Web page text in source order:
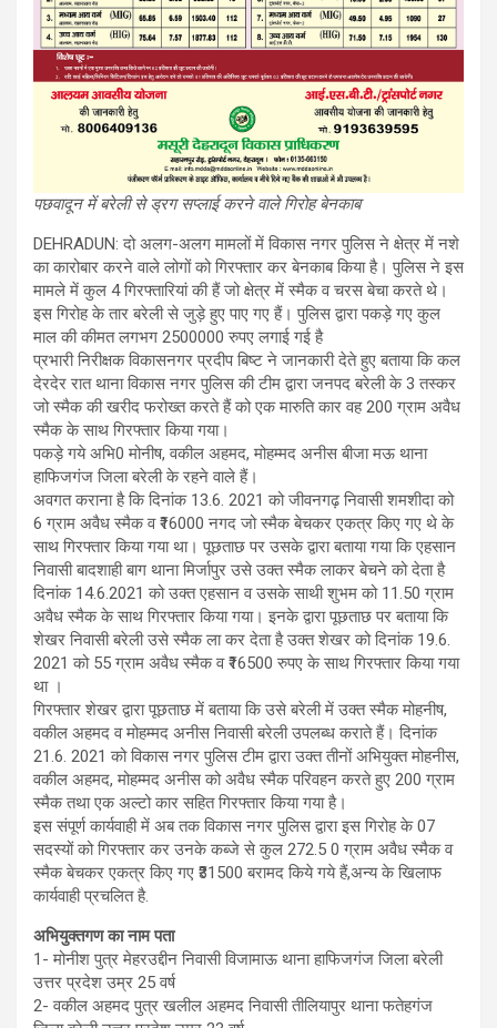
पछवादून में बरेली से ड्रग सप्लाई करने वाले गिरोह बेनकाब
DEHRADUN: दो अलग-अलग मामलों में विकास नगर पुलिस ने क्षेत्र में नशे
का कारोबार करने वाले लोगों को गिरफ्तार कर बेनकाब किया है। पुलिस ने इस
मामले में कुल 4 गिरफ्तारियां की हैं जो क्षेत्र में स्मैक व चरस बेचा करते थे।
इस गिरोह के तार बरेली से जुड़े हुए पाए गए हैं। पुलिस द्वारा पकड़े गए कुल
माल की कीमत लगभग 2500000 रुपए लगाई गई है
प्रभारी निरीक्षक विकासनगर प्रदीप बिष्ट ने जानकारी देते हुए बताया कि कल
देरदेर रात थाना विकास नगर पुलिस की टीम द्वारा जनपद बरेली के 3 तस्कर
जो स्मैक की खरीद फरोख्त करते हैं को एक मारुति कार वह 200 ग्राम अवैध
स्मैक के साथ गिरफ्तार किया गया।
पकड़े गये अभि0 मोनीष, वकील अहमद, मोहम्मद अनीस बीजा मऊ थाना
हाफिजगंज जिला बरेली के रहने वाले हैं।
अवगत कराना है कि दिनांक 13.6. 2021 को जीवनगढ़ निवासी शमशीदा को
6 ग्राम अवैध स्मैक व ₹16000 नगद जो स्मैक बेचकर एकत्र किए गए थे के
साथ गिरफ्तार किया गया था। पूछताछ पर उसके द्वारा बताया गया कि एहसान
निवासी बादशाही बाग थाना मिर्जापुर उसे उक्त स्मैक लाकर बेचने को देता है
दिनांक 14.6.2021 को उक्त एहसान व उसके साथी शुभम को 11.50 ग्राम
अवैध स्मैक के साथ गिरफ्तार किया गया। इनके द्वारा पूछताछ पर बताया कि
शेखर निवासी बरेली उसे स्मैक ला कर देता है उक्त शेखर को दिनांक 19.6.
2021 को 55 ग्राम अवैध स्मैक व ₹16500 रुपए के साथ गिरफ्तार किया गया
था ।
गिरफ्तार शेखर द्वारा पूछताछ में बताया कि उसे बरेली में उक्त स्मैक मोहनीष,
वकील अहमद व मोहम्मद अनीस निवासी बरेली उपलब्ध कराते हैं। दिनांक
21.6. 2021 को विकास नगर पुलिस टीम द्वारा उक्त तीनों अभियुक्त मोहनीस,
वकील अहमद, मोहम्मद अनीस को अवैध स्मैक परिवहन करते हुए 200 ग्राम
स्मैक तथा एक अल्टो कार सहित गिरफ्तार किया गया है।
इस संपूर्ण कार्यवाही में अब तक विकास नगर पुलिस द्वारा इस गिरोह के 07
सदस्यों को गिरफ्तार कर उनके कब्जे से कुल 272.5 0 ग्राम अवैध स्मैक व
स्मैक बेचकर एकत्र किए गए ₹31500 बरामद किये गये हैं,अन्य के खिलाफ
कार्यवाही प्रचलित है.
अभियुक्तगण का नाम पता
1- मोनीश पुत्र मेहरउद्दीन निवासी विजामाऊ थाना हाफिजगंज जिला बरेली
उत्तर प्रदेश उम्र 25 वर्ष
2- वकील अहमद पुत्र खलील अहमद निवासी तीलियापुर थाना फतेहगंज